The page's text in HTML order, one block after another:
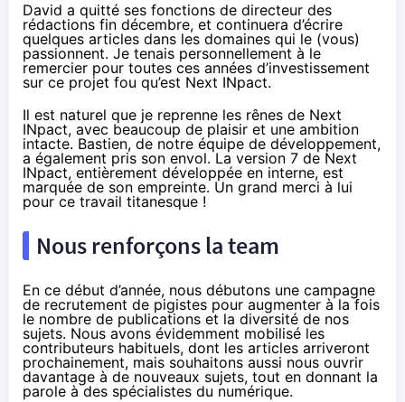
David a quitté ses fonctions de directeur des
rédactions fin décembre, et continuera d’écrire
quelques articles dans les domaines qui le (vous)
passionnent. Je tenais personnellement à le
remercier pour toutes ces années d’investissement
sur ce projet fou qu’est Next INpact.
Il est naturel que je reprenne les rênes de Next
INpact, avec beaucoup de plaisir et une ambition
intacte. Bastien, de notre équipe de développement,
a également pris son envol. La version 7 de Next
INpact, entièrement développée en interne, est
marquée de son empreinte. Un grand merci à lui
pour ce travail titanesque !
Nous renforçons la team
En ce début d’année, nous débutons une campagne
de recrutement de pigistes pour augmenter à la fois
le nombre de publications et la diversité de nos
sujets. Nous avons évidemment mobilisé les
contributeurs habituels, dont les articles arriveront
prochainement, mais souhaitons aussi nous ouvrir
davantage à de nouveaux sujets, tout en donnant la
parole à des spécialistes du numérique.